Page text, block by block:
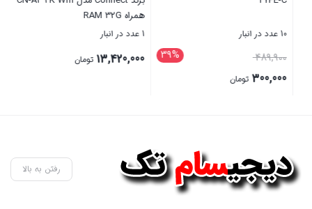
1 عدد در انبار
13,420,000
10 عدد در انبار
855,300قیمت
است.
رفتن به بالا